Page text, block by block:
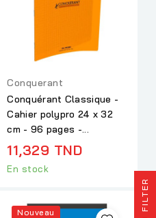
Conquerant
Conquérant Classique -
Cahier polypro 24 x 32
cm - 96 pages -...
11,329 TND
En stock
Nouveau
R